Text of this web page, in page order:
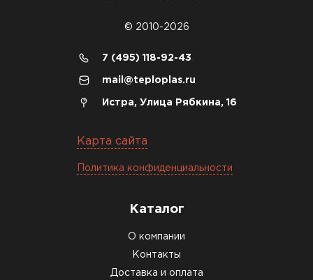
© 2010-2026
7 (495) 118-92-43
mail@teploplas.ru
Истра, Улица Рябкина, 16
Карта сайта
Политика конфиденциальности
Каталог
О компании
Контакты
Доставка и оплата